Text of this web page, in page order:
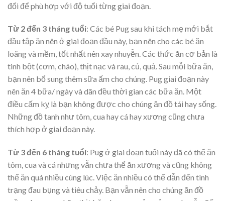
đổi để phù hợp với độ tuổi từng giai đoạn.
Từ 2 đến 3 tháng tuổi: Các bé Pug sau khi tách mẹ mới bắt
đầu tập ăn nên ở giai đoạn đầu này, bạn nên cho các bé ăn
loãng và mềm, tốt nhất nên xay nhuyễn. Các thức ăn cơ bản là
tinh bột (cơm, cháo), thịt nạc và rau, củ, quả. Sau mỗi bữa ăn,
bạn nên bổ sung thêm sữa ấm cho chúng. Pug giai đoạn này
nên ăn 4 bữa/ ngày và dãn đều thời gian các bữa ăn. Một
điều cấm kỵ là bạn không được cho chúng ăn đồ tái hay sống.
Những đồ tanh như tôm, cua hay cá hay xương cũng chưa
thích hợp ở giai đoạn này.
Từ 3 đến 6 tháng tuổi: Pug ở giai đoạn tuổi này đã có thể ăn
tôm, cua và cá nhưng vẫn chưa thể ăn xương và cũng không
thể ăn quá nhiều cùng lúc. Việc ăn nhiều có thể dẫn đến tình
trạng đau bụng và tiêu chảy. Bạn vẫn nên cho chúng ăn đồ